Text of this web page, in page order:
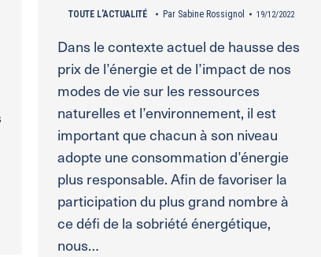
TOUTE L'ACTUALITÉ Par Sabine Rossignol 19/12/2022
Dans le contexte actuel de hausse des
prix de l’énergie et de l’impact de nos
modes de vie sur les ressources
naturelles et l’environnement, il est
important que chacun à son niveau
adopte une consommation d’énergie
plus responsable. Afin de favoriser la
participation du plus grand nombre à
ce défi de la sobriété énergétique,
nous…